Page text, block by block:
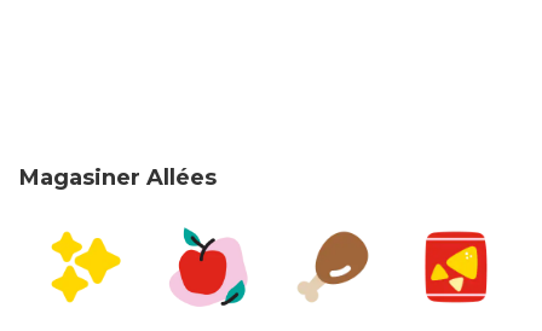
Magasiner Allées